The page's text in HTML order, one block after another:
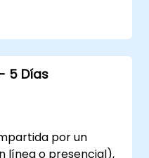
de SolidWorks.
de modelado
5 Días
por un
línea o presencial),